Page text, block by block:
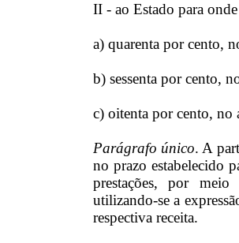
II - ao Estado para
a) quarenta por cento,
b) sessenta por cento,
c) oitenta por cento, no
Parágrafo único. A
no prazo estabelecido
prestações, por
utilizando-se a
respectiva receita.